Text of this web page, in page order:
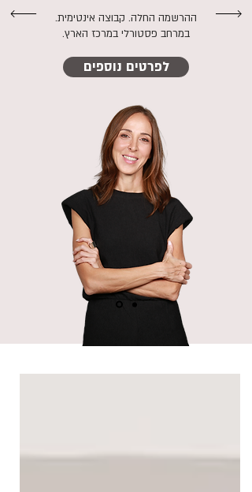
ההרשמה החלה. קבוצה אינטימית.
במרחב פסטורלי במרכז הארץ.
לפרטים נוספים